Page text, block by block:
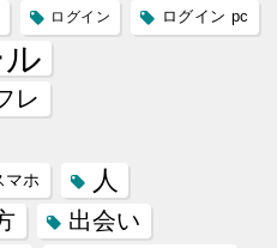
ログイン ログイン pc
レ
マホ 人
出会い